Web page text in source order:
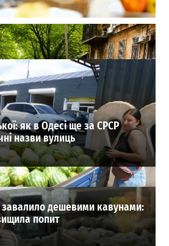
нові витрати? У мерії Одеси
харчування у школах та
як в Одесі ще за СРСР
назви вулиць
дешевими кавунами:
попит